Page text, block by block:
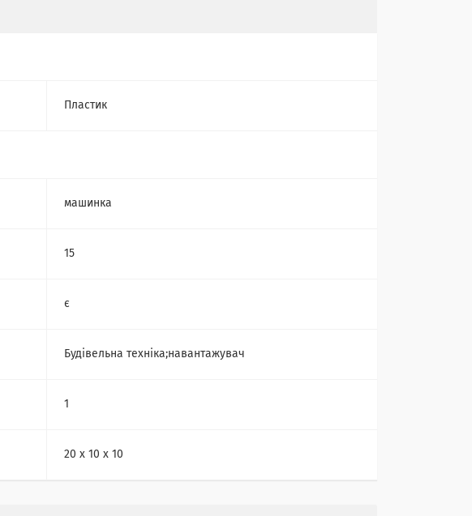
Пластик
машинка
15
є
Будівельна техніка;навантажувач
1
20 х 10 х 10